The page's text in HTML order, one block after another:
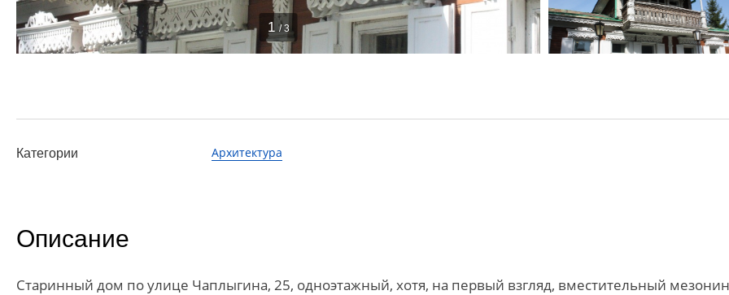
1 / 3
Категории Архитектура
Описание
Старинный дом по улице Чаплыгина, 25, одноэтажный, хотя, на первый взгляд, вместительный